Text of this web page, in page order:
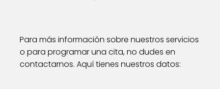
Para más información sobre nuestros servicios
o para programar una cita, no dudes en
contactarnos. Aquí tienes nuestros datos: